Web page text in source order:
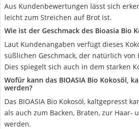
Aus Kundenbewertungen lässt sich
leicht zum Streichen auf Brot ist.
Wie ist der Geschmack des Bioasia Bio
Laut Kundenangaben verfügt dieses
süßlichen Geschmack, der natürlich von
Dies spiegelt sich auch in dem starken
Wofür kann das BIOASIA Bio Kokosöl,
werden?
Das BIOASIA Bio Kokosöl, kaltgepresst
als auch zum Backen, Braten, zur Haar-
werden.